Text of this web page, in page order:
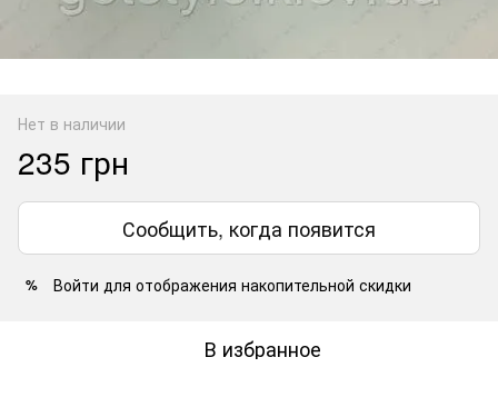
Нет в наличии
235 грн
Сообщить, когда появится
% Войти для отображения накопительной скидки
В избранное